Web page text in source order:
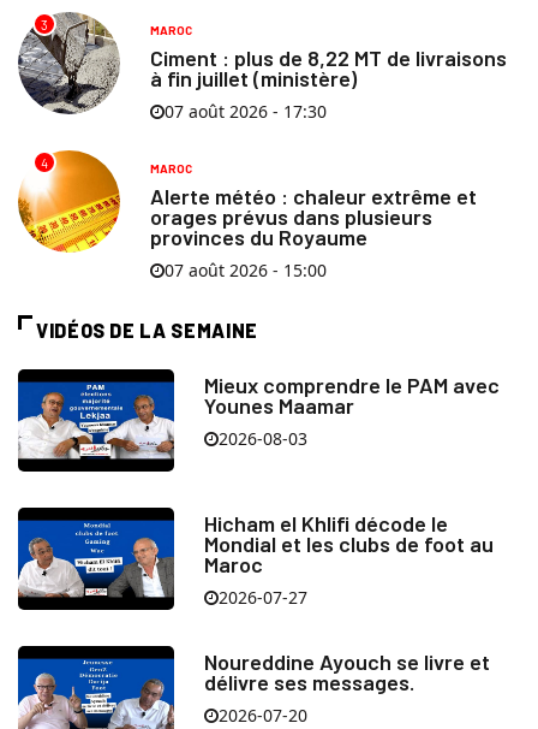
3 MAROC
Ciment : plus de 8,22 MT de livraisons
à fin juillet (ministère)
07 août 2026 - 17:30
4 MAROC
Alerte météo : chaleur extrême et
orages prévus dans plusieurs
provinces du Royaume
07 août 2026 - 15:00
VIDÉOS DE LA SEMAINE
Mieux comprendre le PAM avec
Younes Maamar
2026-08-03
Hicham el Khlifi décode le
Mondial et les clubs de foot au
Maroc
2026-07-27
Noureddine Ayouch se livre et
délivre ses messages.
2026-07-20